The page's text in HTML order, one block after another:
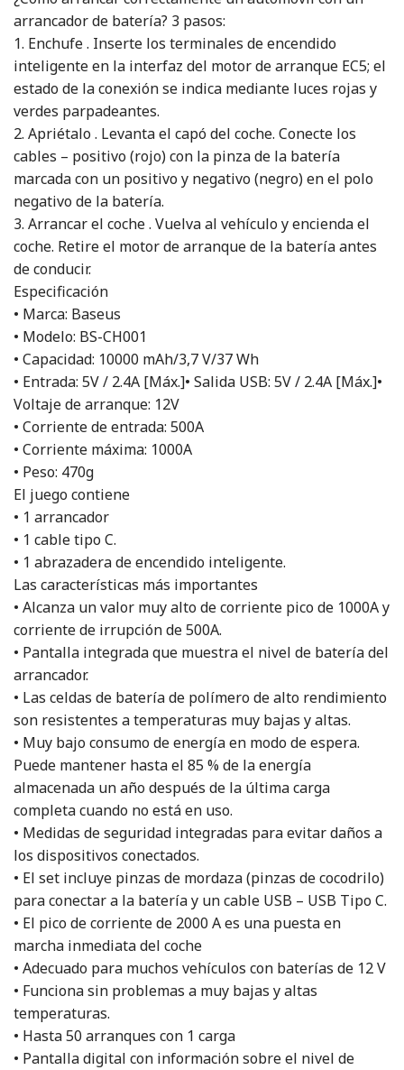
arrancador de batería? 3 pasos:
1. Enchufe . Inserte los terminales de encendido
inteligente en la interfaz del motor de arranque EC5; el
estado de la conexión se indica mediante luces rojas y
verdes parpadeantes.
2. Apriétalo . Levanta el capó del coche. Conecte los
cables – positivo (rojo) con la pinza de la batería
marcada con un positivo y negativo (negro) en el polo
negativo de la batería.
3. Arrancar el coche . Vuelva al vehículo y encienda el
coche. Retire el motor de arranque de la batería antes
de conducir.
Especificación
• Marca: Baseus
• Modelo: BS-CH001
• Capacidad: 10000 mAh/3,7 V/37 Wh
• Entrada: 5V / 2.4A [Máx.]• Salida USB: 5V / 2.4A [Máx.]•
Voltaje de arranque: 12V
• Corriente de entrada: 500A
• Corriente máxima: 1000A
• Peso: 470g
El juego contiene
• 1 arrancador
• 1 cable tipo C.
• 1 abrazadera de encendido inteligente.
Las características más importantes
• Alcanza un valor muy alto de corriente pico de 1000A y
corriente de irrupción de 500A.
• Pantalla integrada que muestra el nivel de batería del
arrancador.
• Las celdas de batería de polímero de alto rendimiento
son resistentes a temperaturas muy bajas y altas.
• Muy bajo consumo de energía en modo de espera.
Puede mantener hasta el 85 % de la energía
almacenada un año después de la última carga
completa cuando no está en uso.
• Medidas de seguridad integradas para evitar daños a
los dispositivos conectados.
• El set incluye pinzas de mordaza (pinzas de cocodrilo)
para conectar a la batería y un cable USB – USB Tipo C.
• El pico de corriente de 2000 A es una puesta en
marcha inmediata del coche
• Adecuado para muchos vehículos con baterías de 12 V
• Funciona sin problemas a muy bajas y altas
temperaturas.
• Hasta 50 arranques con 1 carga
• Pantalla digital con información sobre el nivel de